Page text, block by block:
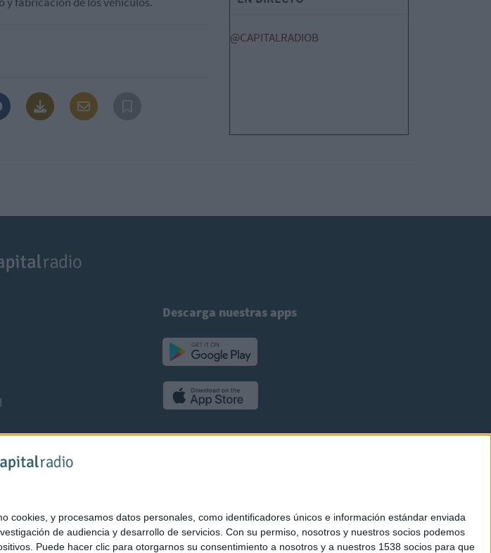
cookies, y procesamos datos personales, como identificadores únicos e información estándar enviada
de audiencia y desarrollo de servicios. Con su permiso, nosotros y nuestros socios podemos
Puede hacer clic para otorgarnos su consentimiento a nosotros y a nuestros 1538 socios para que
@CAPITALRADIOB
Descarga nuestras apps